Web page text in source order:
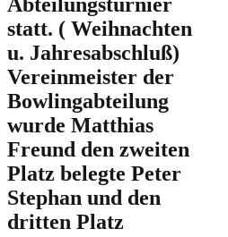
statt. ( Weihnachten
u. Jahresabschluß)
Vereinmeister der
Bowlingabteilung
wurde Matthias
Freund den zweiten
Platz belegte Peter
Stephan und den
dritten Platz